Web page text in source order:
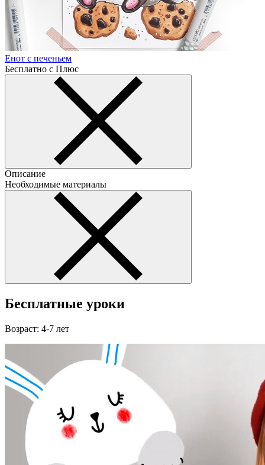
Енот с печеньем
Бесплатно с Плюс
Описание
Необходимые материалы
Бесплатные уроки
Возраст: 4-7 лет